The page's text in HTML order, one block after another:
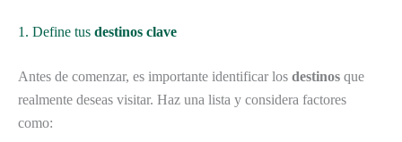
1. Define tus destinos clave
Antes de comenzar, es importante identificar los destinos que
realmente deseas visitar. Haz una lista y considera factores
como: